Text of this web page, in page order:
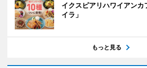
イクスピアリハワイアンカ
イラ」
もっと見る